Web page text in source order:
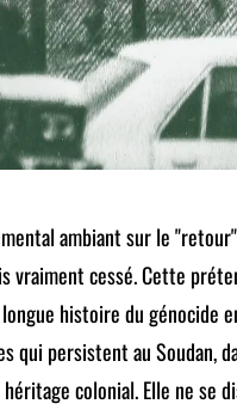
ambiant sur le
vraiment cessé. Cette
histoire du génocide
persistent au Soudan,
héritage colonial. Elle ne se